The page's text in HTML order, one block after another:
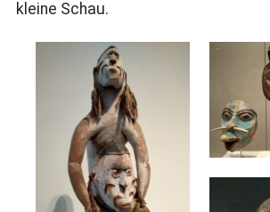
kleine Schau.